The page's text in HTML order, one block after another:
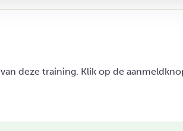
deze training. Klik op de